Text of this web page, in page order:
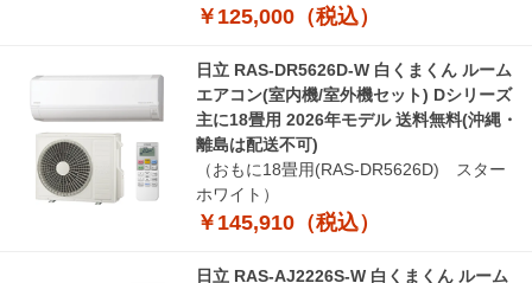
￥125,000（税込）
日立 RAS-DR5626D-W 白くまくん ルーム
エアコン(室内機/室外機セット) Dシリーズ
主に18畳用 2026年モデル 送料無料(沖縄・
離島は配送不可)
（おもに18畳用(RAS-DR5626D) スター
ホワイト）
￥145,910（税込）
日立 RAS-AJ2226S-W 白くまくん ルーム